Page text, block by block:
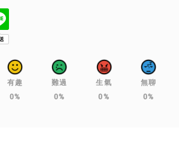
有趣
0%
難過
0%
生氣
0%
無聊
0%